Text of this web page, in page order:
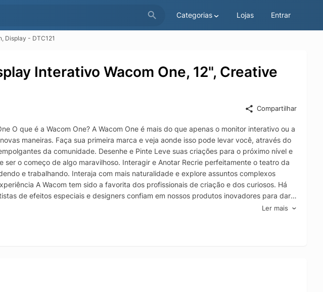
Categorias Lojas Entrar
Display - DTC121
Interativo Wacom One, 12", Creative
Compartilhar
O que é a Wacom One? A Wacom One é mais do que apenas o monitor interativo ou a
maneiras. Faça sua primeira marca e veja aonde isso pode levar você, através do
da comunidade. Desenhe e Pinte Leve suas criações para o próximo nível e
o começo de algo maravilhoso. Interagir e Anotar Recrie perfeitamente o teatro da
e trabalhando. Interaja com mais naturalidade e explore assuntos complexos
A Wacom tem sido a favorita dos profissionais de criação e dos curiosos. Há
de efeitos especiais e designers confiam em nossos produtos inovadores para dar
Ler mais